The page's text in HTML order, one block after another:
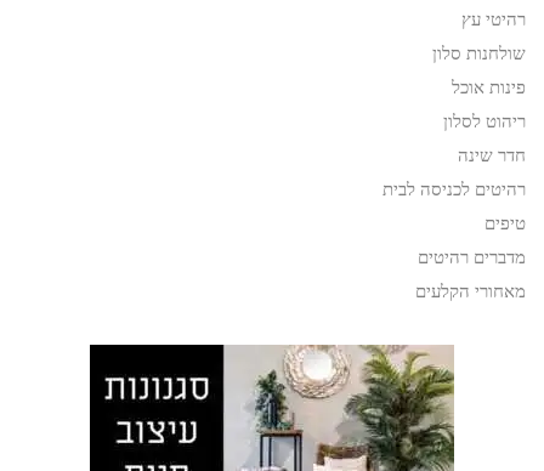
רהיטי עץ
שולחנות סלון
פינות אוכל
ריהוט לסלון
חדר שינה
רהיטים לכניסה לבית
טיפים
מדברים רהיטים
מאחורי הקלעים